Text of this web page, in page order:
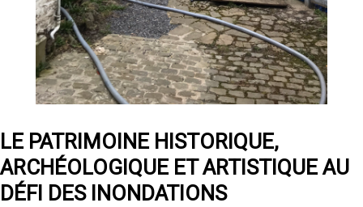
LE PATRIMOINE HISTORIQUE,
ARCHÉOLOGIQUE ET ARTISTIQUE AU
DÉFI DES INONDATIONS